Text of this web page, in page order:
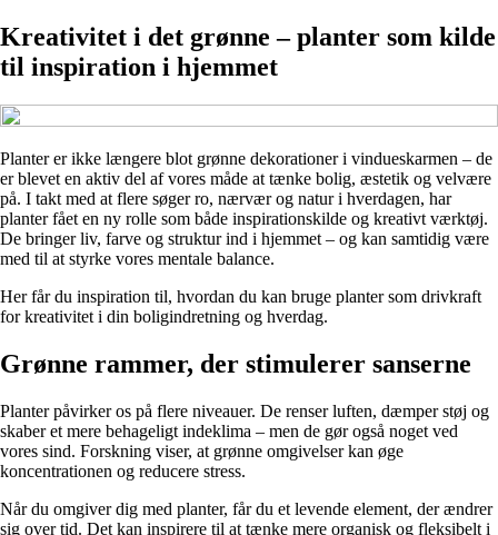
Kreativitet i det grønne – planter som kilde
til inspiration i hjemmet
Planter er ikke længere blot grønne dekorationer i vindueskarmen – de
er blevet en aktiv del af vores måde at tænke bolig, æstetik og velvære
på. I takt med at flere søger ro, nærvær og natur i hverdagen, har
planter fået en ny rolle som både inspirationskilde og kreativt værktøj.
De bringer liv, farve og struktur ind i hjemmet – og kan samtidig være
med til at styrke vores mentale balance.
Her får du inspiration til, hvordan du kan bruge planter som drivkraft
for kreativitet i din boligindretning og hverdag.
Grønne rammer, der stimulerer sanserne
Planter påvirker os på flere niveauer. De renser luften, dæmper støj og
skaber et mere behageligt indeklima – men de gør også noget ved
vores sind. Forskning viser, at grønne omgivelser kan øge
koncentrationen og reducere stress.
Når du omgiver dig med planter, får du et levende element, der ændrer
sig over tid. Det kan inspirere til at tænke mere organisk og fleksibelt i